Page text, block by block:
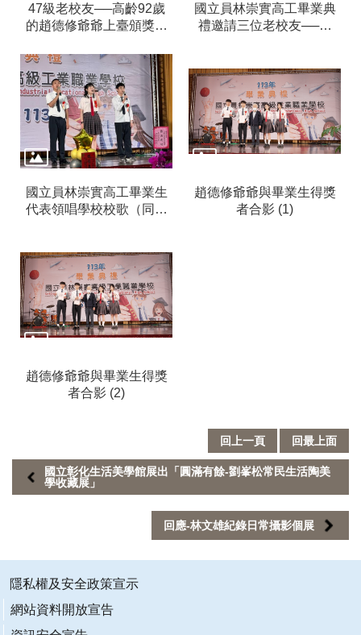
網
站
導
覽
常
見
S
訂
閱
47級老校友──高齡92歲
的趙德修爺爺上臺頒獎給
國立員林崇實高工畢業典
禮邀請三位老校友──趙
國立員林崇實高工畢業生
代表領唱學校校歌（同員
趙德修爺爺與畢業生得獎
者合影 (1)
趙德修爺爺與畢業生得獎
者合影 (2)
回上一頁 回最上面
國立彰化生活美學館展出「圓滿有餘-劉峯松常民生活陶美
學收藏展」
回應-林文雄紀錄日常攝影個展
隱私權及安全政策宣示
網站資料開放宣告